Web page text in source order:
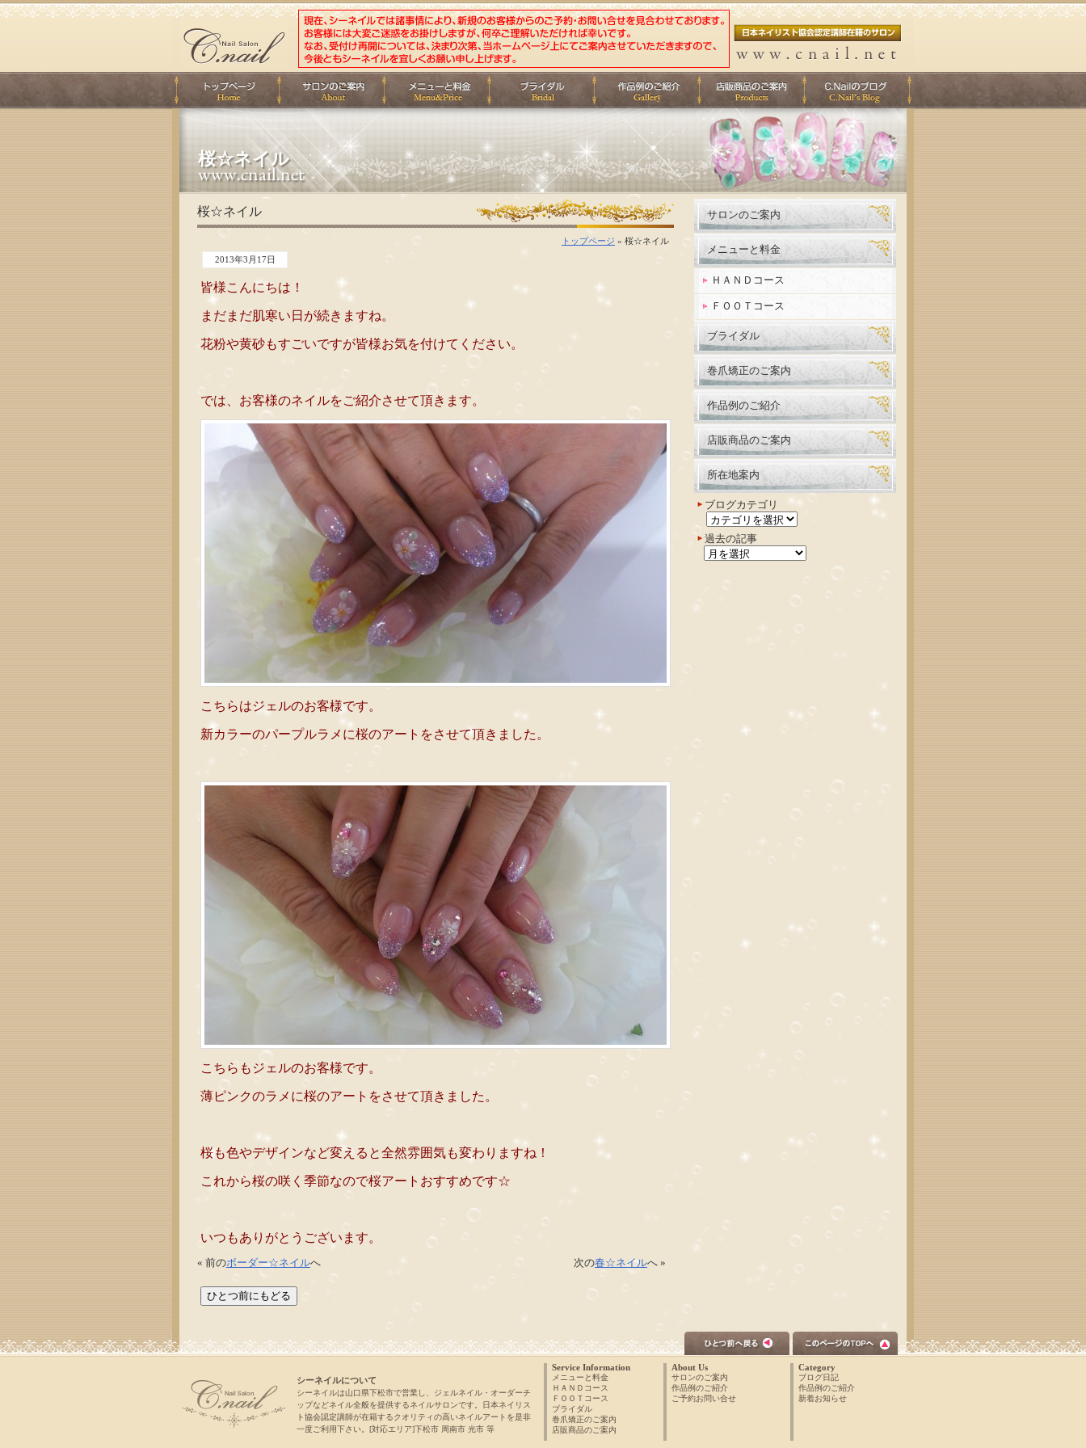
桜☆ネイル
サロンのご案内
メニューと料金
ＨＡＮＤコース
ＦＯＯＴコース
ブライダル
巻爪矯正のご案内
作品例のご紹介
店販商品のご案内
所在地案内
ブログカテゴリ
過去の記事
桜☆ネイル
トップページ » 桜☆ネイル
2013年3月17日
皆様こんにちは！
まだまだ肌寒い日が続きますね。
花粉や黄砂もすごいですが皆様お気を付けてください。
では、お客様のネイルをご紹介させて頂きます。
こちらはジェルのお客様です。
新カラーのパープルラメに桜のアートをさせて頂きました。
こちらもジェルのお客様です。
薄ピンクのラメに桜のアートをさせて頂きました。
桜も色やデザインなど変えると全然雰囲気も変わりますね！
これから桜の咲く季節なので桜アートおすすめです☆
いつもありがとうございます。
« 前のボーダー☆ネイルへ 次の春☆ネイルへ »
シーネイルについて
シーネイルは山口県下松市で営業し、ジェルネイル・オーダーチ
ップなどネイル全般を提供するネイルサロンです。日本ネイリス
ト協会認定講師が在籍するクオリティの高いネイルアートを是非
一度ご利用下さい。[対応エリア]下松市 周南市 光市 等
Service Information
メニューと料金
ＨＡＮＤコース
ＦＯＯＴコース
ブライダル
巻爪矯正のご案内
店販商品のご案内
About Us
サロンのご案内
作品例のご紹介
ご予約お問い合せ
Category
ブログ日記
作品例のご紹介
新着お知らせ